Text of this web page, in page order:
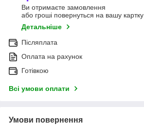
Ви отримаєте замовлення
або гроші повернуться на вашу картку
Детальніше
Післяплата
Оплата на рахунок
Готівкою
Всі умови оплати
Умови повернення